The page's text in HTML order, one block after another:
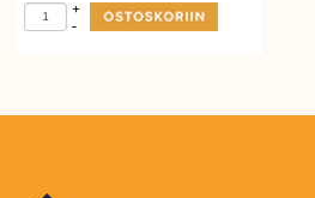
-
+